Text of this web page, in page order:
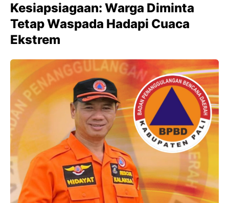
Kesiapsiagaan: Warga Diminta
Tetap Waspada Hadapi Cuaca
Ekstrem